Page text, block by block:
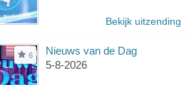
Bekijk uitzending
6
Nieuws van de Dag
5-8-2026